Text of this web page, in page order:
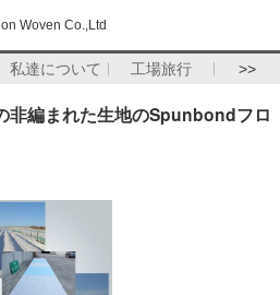
Woven Co.,Ltd
私達について 工場旅行 >>
非編まれた生地のSpunbondフロ